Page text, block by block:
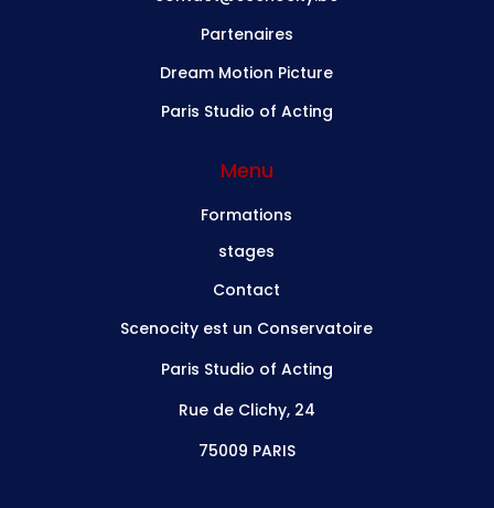
Partenaires
Dream Motion Picture
Paris Studio of Acting
Menu
Formations
stages
Contact
Scenocity est un Conservatoire
Paris Studio of Acting
Rue de Clichy, 24
75009 PARIS